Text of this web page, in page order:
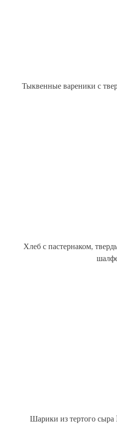
Тыквенные вареники с
Хлеб с пастернаком,
Шарики из тертого